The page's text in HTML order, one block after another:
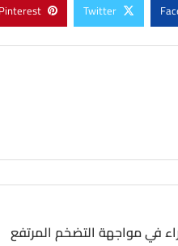
Twitter
Pinterest
في مواجهة التضخم المرتفع